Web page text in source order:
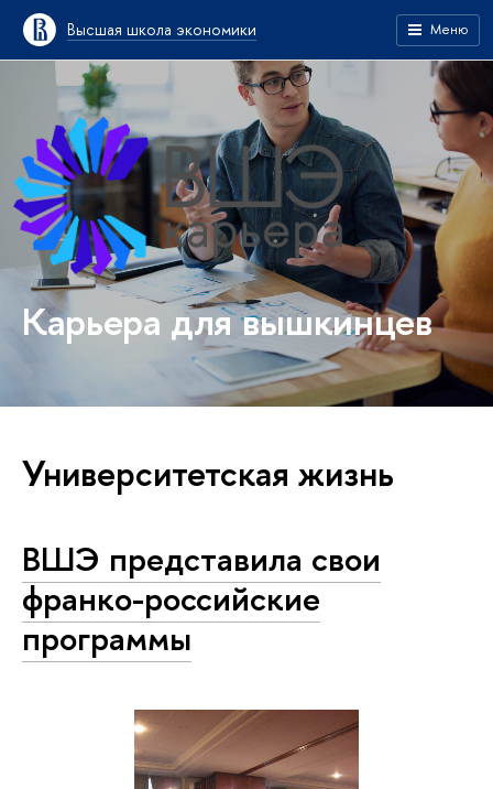
Высшая школа экономики Меню
Карьера для вышкинцев
Университетская жизнь
ВШЭ представила свои
франко-российские
программы